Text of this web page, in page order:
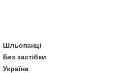
Шльопанці
Без застібки
Україна